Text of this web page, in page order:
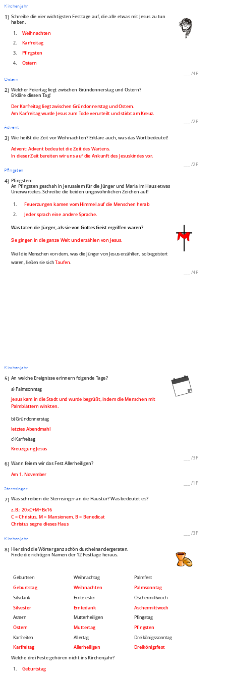
Kirchenjahr
1) Schreibe die vier wichtigsten Festtage auf, die alle etwas mit Jesus zu tun
haben.
1.
Weihnachten
2.
Karfreitag
3.
Pfingsten
4.
Ostern
/4P
Ostern
2) Welcher Feiertag liegt zwischen Gründonnerstag und Ostern?
Erkläre diesen Tag!
Der Karfreitag liegt zwischen Gründonnerstag und Ostern.
Am Karfreitag wurde Jesus zum Tode verurteilt und stirbt am Kreuz.
/2P
Advent
3) Wie heißt die Zeit vor Weihnachten? Erkläre auch, was das Wort bedeutet!
Advent: Advent bedeutet die Zeit des Wartens.
In dieser Zeit bereiten wir uns auf die Ankunft des Jesuskindes vor.
/2P
Pfingsten
4) Pfingsten:
An Pfingsten geschah in Jerusalem für die Jünger und Maria im Haus etwas
Unerwartetes. Schreibe die beiden ungewöhnlichen Zeichen auf!
1.
Feuerzungen kamen vom Himmel auf die Menschen herab
2.
Jeder sprach eine andere Sprache.
Was taten die Jünger, als sie von Gottes Geist ergriffen waren?
Sie gingen in die ganze Welt und erzählen von Jesus.
Weil die Menschen von dem, was die Jünger von Jesus erzählten, so begeistert
waren, ließen sie sichTaufen.
/4P
Kirchenjahr
5) An welche Ereignisse erinnern folgende Tage?
a) Palmsonntag
Jesus kam in die Stadt und wurde begrüßt, indem die Menschen mit
Palmblättern winkten.
b) Gründonnerstag
letztes Abendmahl
c) Karfreitag
Kreuzigung Jesus
/3P
6) Wann feiern wir das Fest Allerheiligen?
Am 1. November
/1P
Sternsinger
7) Was schreiben die Sternsinger an die Haustür? Was bedeutet es?
z..B.: 20xC+M+Bx16
C = Christus, M = Mansionem, B = Benedicat
Christus segne dieses Haus
/3P
Kirchenjahr
8) Hier sind die Wörter ganz schön durcheinandergeraten.
Finde die richtigen Namen der 12 Festtage heraus.
Geburtsen Weihnachtag
Palmfest
Geburtstag
Weihnachten Palmsonntag
Silvdank Ernte ester
Oschermittwoch
Silvester
Erntedank
Aschermittwoch
Astern
Mutterheiligen Pfingstag
Ostern Muttertag
Pfingsten
Karfreiten
Allertag
Dreikönigssonntag
Karfreitag
Allerheiligen
Dreikönigsfest
Welche drei Feste gehören nicht ins Kirchenjahr?
1. Geburtstag